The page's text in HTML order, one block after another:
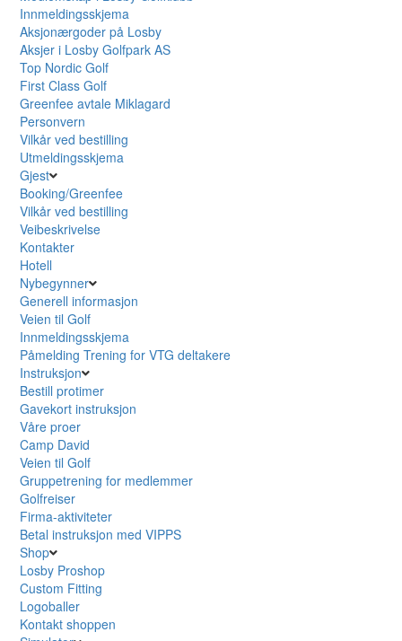
Innmeldingsskjema
Aksjonærgoder på Losby
Aksjer i Losby Golfpark AS
Top Nordic Golf
First Class Golf
Greenfee avtale Miklagard
Personvern
Vilkår ved bestilling
Utmeldingsskjema
Gjest
Booking/Greenfee
Vilkår ved bestilling
Veibeskrivelse
Kontakter
Hotell
Nybegynner
Generell informasjon
Veien til Golf
Innmeldingsskjema
Påmelding Trening for VTG deltakere
Instruksjon
Bestill protimer
Gavekort instruksjon
Våre proer
Camp David
Veien til Golf
Gruppetrening for medlemmer
Golfreiser
Firma-aktiviteter
Betal instruksjon med VIPPS
Shop
Losby Proshop
Custom Fitting
Logoballer
Kontakt shoppen